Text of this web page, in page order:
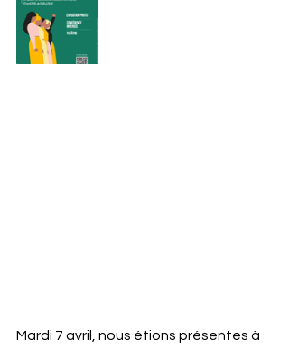
Mardi 7 avril, nous étions présentes à